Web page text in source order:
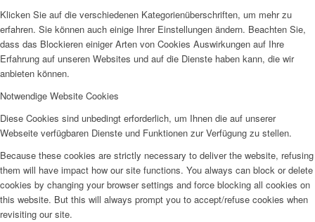
Klicken Sie auf die verschiedenen Kategorienüberschriften, um mehr zu
erfahren. Sie können auch einige Ihrer Einstellungen ändern. Beachten Sie,
dass das Blockieren einiger Arten von Cookies Auswirkungen auf Ihre
Erfahrung auf unseren Websites und auf die Dienste haben kann, die wir
anbieten können.
Notwendige Website Cookies
Diese Cookies sind unbedingt erforderlich, um Ihnen die auf unserer
Webseite verfügbaren Dienste und Funktionen zur Verfügung zu stellen.
Because these cookies are strictly necessary to deliver the website, refusing
them will have impact how our site functions. You always can block or delete
cookies by changing your browser settings and force blocking all cookies on
this website. But this will always prompt you to accept/refuse cookies when
revisiting our site.